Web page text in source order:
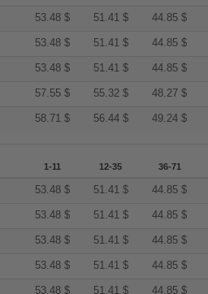
53.48 $ 51.41 $ 44.85$
53.48 $ 51.41 $ 44.85$
53.48 $ 51.41 $ 44.85$
57.55 $ 55.32 $ 48.27$
58.71 $ 56.44 $ 49.24$
1-11 12-35 36-71
53.48 $ 51.41 $ 44.85$
53.48 $ 51.41 $ 44.85$
53.48 $ 51.41 $ 44.85$
53.48 $ 51.41 $ 44.85$
53.48 $ 51.41 $ 44.85$